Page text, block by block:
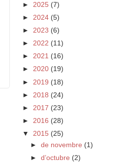
► 2025 (7)
► 2024 (5)
► 2023 (6)
► 2022 (11)
► 2021 (16)
► 2020 (19)
► 2019 (18)
► 2018 (24)
► 2017 (23)
► 2016 (28)
▼ 2015 (25)
►de novembre (1)
►d’octubre (2)